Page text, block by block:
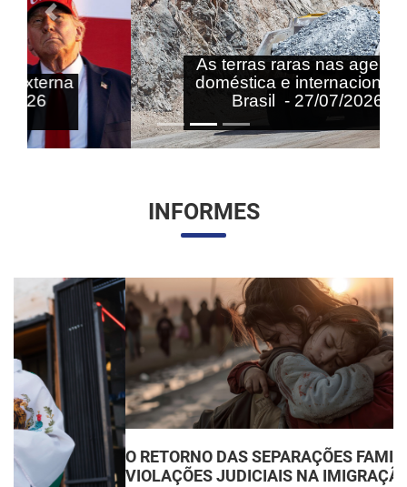
As terras raras nas agendas
doméstica e internacional do
Brasil - 27/07/2026
Anterior Próximo
INFORMES
O RETORNO DAS SEPARAÇÕES FAMILIARES:
VIOLAÇÕES JUDICIAIS NA IMIGRAÇÃO DOS EUA